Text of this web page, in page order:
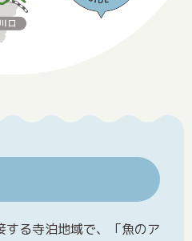
る寺泊地域で、「魚のア